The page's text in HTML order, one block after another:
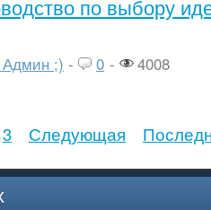
по выбору
;) - 0 - 4008
3 Следующая